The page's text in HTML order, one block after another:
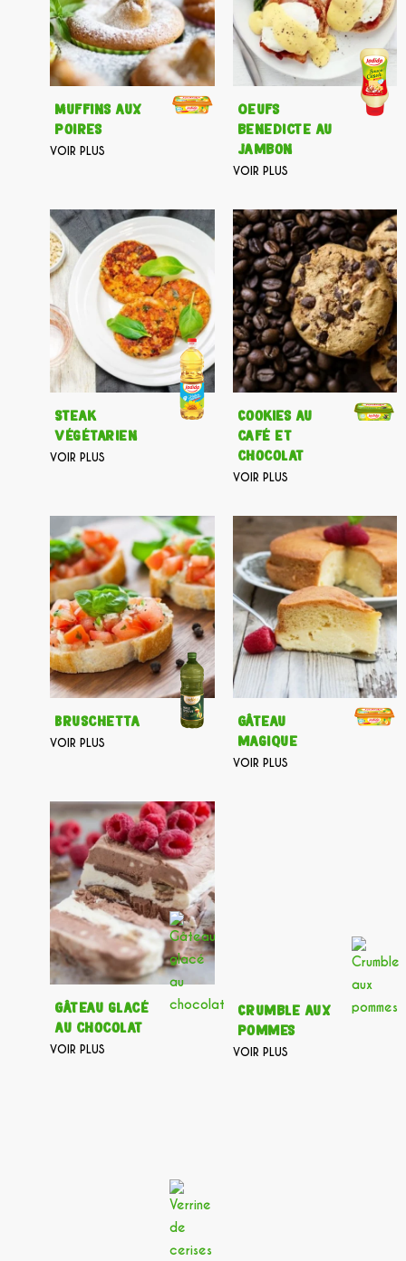
Muffins aux
poires
VOIR PLUS
Oeufs
benedicte au
jambon
VOIR PLUS
Steak
végétarien
VOIR PLUS
Cookies au
café et
chocolat
VOIR PLUS
Bruschetta
VOIR PLUS
Gâteau
magique
VOIR PLUS
Gâteau glacé
au chocolat
VOIR PLUS
Crumble aux
pommes
VOIR PLUS